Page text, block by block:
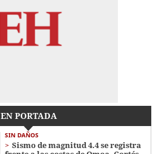
EN PORTADA
SIN DAÑOS
Sismo de magnitud 4.4 se registra